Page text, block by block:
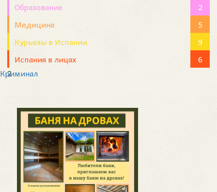
Образование
2
Медицина
5
Курьезы в Испании
9
Испания в лицах
6
Криминал
2